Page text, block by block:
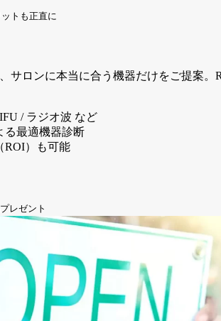
トも正直に
サロンに本当に合う機器だけをご提案。
/ ラジオ波 など
る最適機器診断
ROI）も可能
レゼント